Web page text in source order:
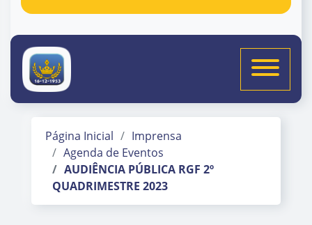
Seção do menu principal
Página Inicial
Imprensa
Agenda de Eventos
AUDIÊNCIA PÚBLICA RGF 2º
QUADRIMESTRE 2023